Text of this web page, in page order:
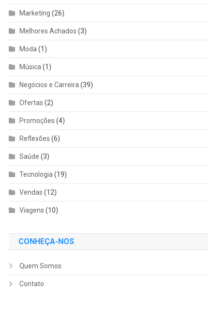
Marketing (26)
Melhores Achados (3)
Moda (1)
Música (1)
Negócios e Carreira (39)
Ofertas (2)
Promoções (4)
Reflexões (6)
Saúde (3)
Tecnologia (19)
Vendas (12)
Viagens (10)
CONHEÇA-NOS
Quem Somos
Contato